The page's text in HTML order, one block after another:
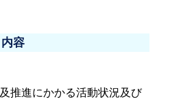
容
推進にかかる活動状況及び